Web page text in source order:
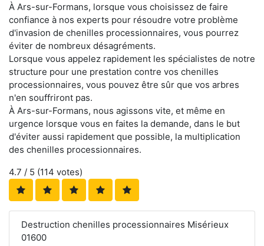
À Ars-sur-Formans, lorsque vous choisissez de faire
confiance à nos experts pour résoudre votre problème
d'invasion de chenilles processionnaires, vous pourrez
éviter de nombreux désagréments.
Lorsque vous appelez rapidement les spécialistes de notre
structure pour une prestation contre vos chenilles
processionnaires, vous pouvez être sûr que vos arbres
n'en souffriront pas.
À Ars-sur-Formans, nous agissons vite, et même en
urgence lorsque vous en faites la demande, dans le but
d'éviter aussi rapidement que possible, la multiplication
des chenilles processionnaires.
4.7 / 5 (114 votes)
Destruction chenilles processionnaires Misérieux
01600